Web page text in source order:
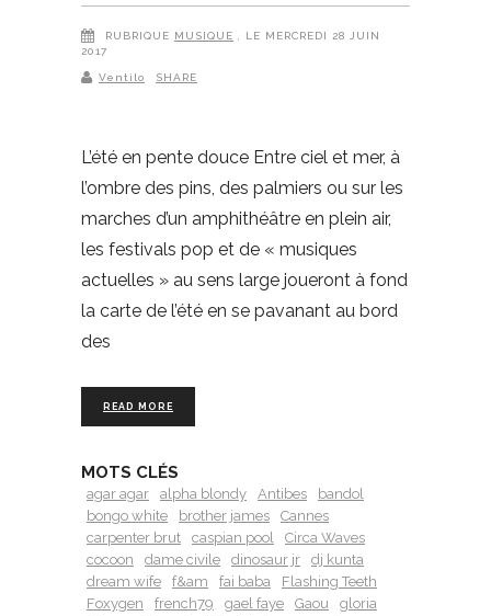
RUBRIQUE MUSIQUE
, LE MERCREDI 28 JUIN
2017
Ventilo SHARE
L’été en pente douce Entre ciel et mer, à
l’ombre des pins, des palmiers ou sur les
marches d’un amphithéâtre en plein air,
les festivals pop et de « musiques
actuelles » au sens large joueront à fond
la carte de l’été en se pavanant au bord
des
READ MORE
MOTS CLÉS
agar agar alpha blondy Antibes
bandol
bongo white
brother james
Cannes
carpenter brut
caspian pool
Circa Waves
cocoon
dame civile dinosaur jr
dj kunta
dream wife
f&am fai baba
Flashing Teeth
Foxygen
french79 gael faye Gaou
gloria